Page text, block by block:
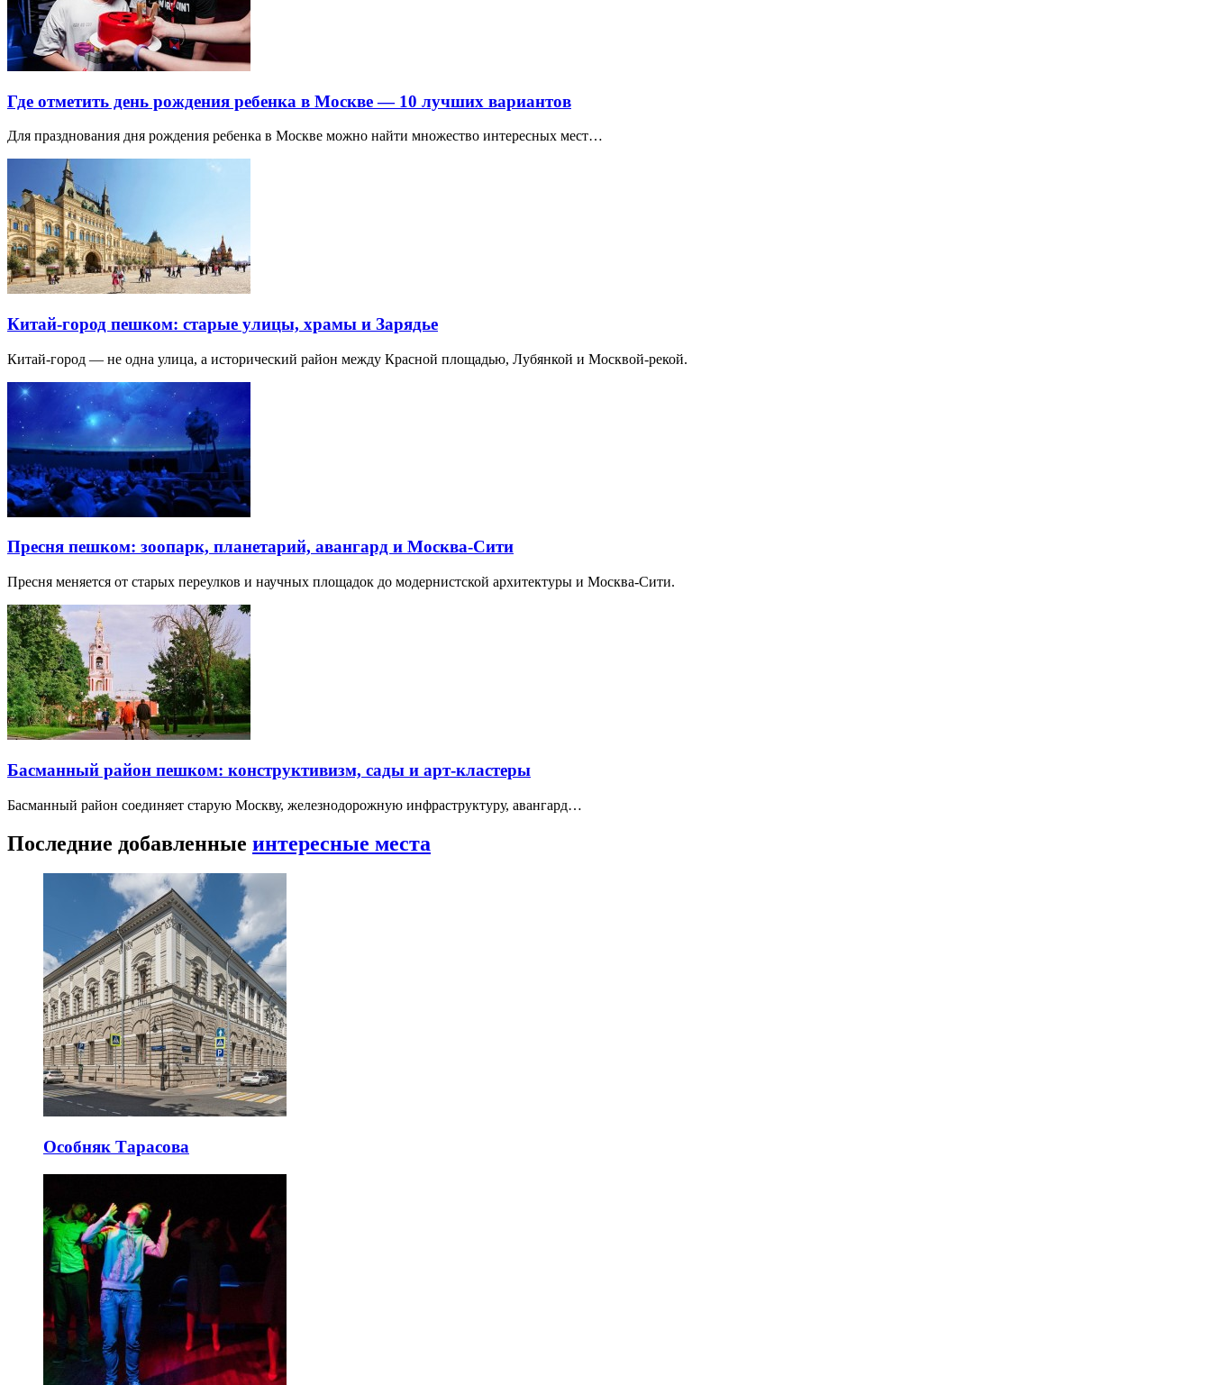
Где отметить день рождения ребенка в Москве — 10 лучших вариантов
Для празднования дня рождения ребенка в Москве можно найти множество интересных мест…
Китай-город пешком: старые улицы, храмы и Зарядье
Китай-город — не одна улица, а исторический район между Красной площадью, Лубянкой и Москвой-рекой.
Пресня пешком: зоопарк, планетарий, авангард и Москва-Сити
Пресня меняется от старых переулков и научных площадок до модернистской архитектуры и Москва-Сити.
Басманный район пешком: конструктивизм, сады и арт-кластеры
Басманный район соединяет старую Москву, железнодорожную инфраструктуру, авангард…
Последние добавленные интересные места
Особняк Тарасова